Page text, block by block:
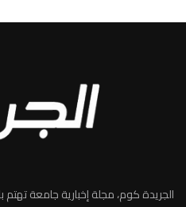
الجريدة كوم، مجلة إخبارية جامعة